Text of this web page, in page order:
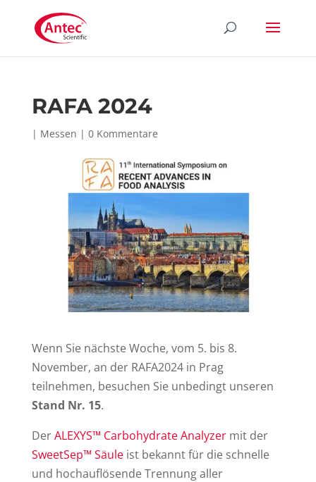
RAFA 2024
| Messen | 0 Kommentare
Wenn Sie nächste Woche, vom 5. bis 8.
November, an der RAFA2024 in Prag
teilnehmen, besuchen Sie unbedingt unseren
Stand Nr. 15.
DerALEXYS™ Carbohydrate Analyzermit der
SweetSep™ Säuleist bekannt für die schnelle
und hochauflösende Trennung aller